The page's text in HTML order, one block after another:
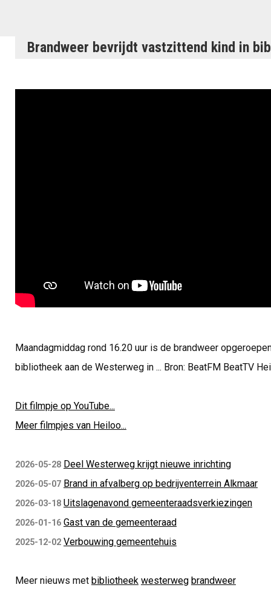
Brandweer bevrijdt vastzittend kind in
Maandagmiddag rond 16.20 uur is de brandweer
bibliotheek aan de Westerweg in ... Bron: BeatFM BeatTV
Dit filmpje op YouTube...
Meer filmpjes van Heiloo...
2026-05-28 Deel Westerweg krijgt nieuwe inrichting
2026-05-07 Brand in afvalberg op bedrijventerrein Alkmaar
2026-03-18 Uitslagenavond gemeenteraadsverkiezingen
2026-01-16 Gast van de gemeenteraad
2025-12-02 Verbouwing gemeentehuis
Meer nieuws met bibliotheek westerweg brandweer